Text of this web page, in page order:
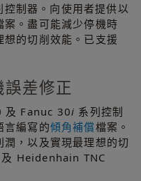
制器。向使用者提供以
案。盡可能減少停機時
的切削效能。已支援
差修正
及 Fanuc 30i 系列控制
言編寫的傾角補償檔案。
，以及實現最理想的切
Heidenhain TNC